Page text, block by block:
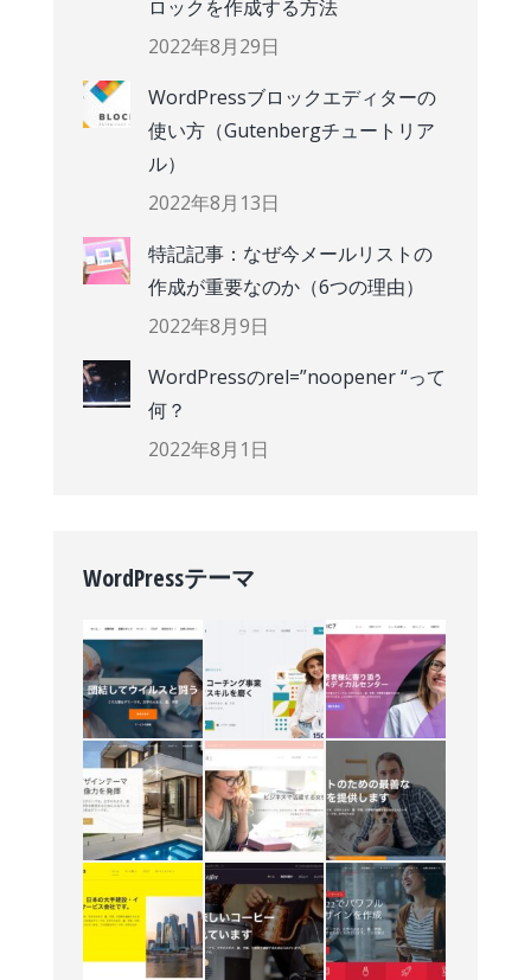
ロックを作成する方法
2022年8月29日
WordPressブロックエディターの
使い方（Gutenbergチュートリア
ル）
2022年8月13日
特記記事：なぜ今メールリストの
作成が重要なのか（6つの理由）
2022年8月9日
WordPressのrel=”noopener “って
何？
2022年8月1日
WordPressテーマ